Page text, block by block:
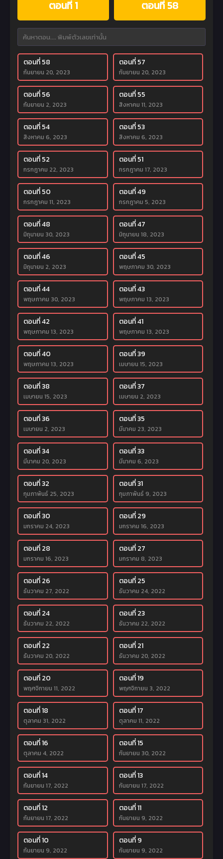
ตอนที่ 1 ตอนที่ 58
ตอนที่ 58
กันยายน 20, 2023
ตอนที่ 57
กันยายน 20, 2023
ตอนที่ 56
กันยายน 2, 2023
ตอนที่ 55
สิงหาคม 11, 2023
ตอนที่ 54
สิงหาคม 6, 2023
ตอนที่ 53
สิงหาคม 6, 2023
ตอนที่ 52
กรกฎาคม 22, 2023
ตอนที่ 51
กรกฎาคม 17, 2023
ตอนที่ 50
กรกฎาคม 11, 2023
ตอนที่ 49
กรกฎาคม 5, 2023
ตอนที่ 48
มิถุนายน 30, 2023
ตอนที่ 47
มิถุนายน 18, 2023
ตอนที่ 46
มิถุนายน 2, 2023
ตอนที่ 45
พฤษภาคม 30, 2023
ตอนที่ 44
พฤษภาคม 30, 2023
ตอนที่ 43
พฤษภาคม 13, 2023
ตอนที่ 42
พฤษภาคม 13, 2023
ตอนที่ 41
พฤษภาคม 13, 2023
ตอนที่ 40
พฤษภาคม 13, 2023
ตอนที่ 39
เมษายน 15, 2023
ตอนที่ 38
เมษายน 15, 2023
ตอนที่ 37
เมษายน 2, 2023
ตอนที่ 36
เมษายน 2, 2023
ตอนที่ 35
มีนาคม 23, 2023
ตอนที่ 34
มีนาคม 20, 2023
ตอนที่ 33
มีนาคม 6, 2023
ตอนที่ 32
กุมภาพันธ์ 25, 2023
ตอนที่ 31
กุมภาพันธ์ 9, 2023
ตอนที่ 30
มกราคม 24, 2023
ตอนที่ 29
มกราคม 16, 2023
ตอนที่ 28
มกราคม 16, 2023
ตอนที่ 27
มกราคม 8, 2023
ตอนที่ 26
ธันวาคม 27, 2022
ตอนที่ 25
ธันวาคม 24, 2022
ตอนที่ 24
ธันวาคม 22, 2022
ตอนที่ 23
ธันวาคม 22, 2022
ตอนที่ 22
ธันวาคม 20, 2022
ตอนที่ 21
ธันวาคม 20, 2022
ตอนที่ 20
พฤศจิกายน 11, 2022
ตอนที่ 19
พฤศจิกายน 3, 2022
ตอนที่ 18
ตุลาคม 31, 2022
ตอนที่ 17
ตุลาคม 11, 2022
ตอนที่ 16
ตุลาคม 4, 2022
ตอนที่ 15
กันยายน 30, 2022
ตอนที่ 14
กันยายน 17, 2022
ตอนที่ 13
กันยายน 17, 2022
ตอนที่ 12
กันยายน 17, 2022
ตอนที่ 11
กันยายน 9, 2022
ตอนที่ 10
กันยายน 9, 2022
ตอนที่ 9
กันยายน 9, 2022